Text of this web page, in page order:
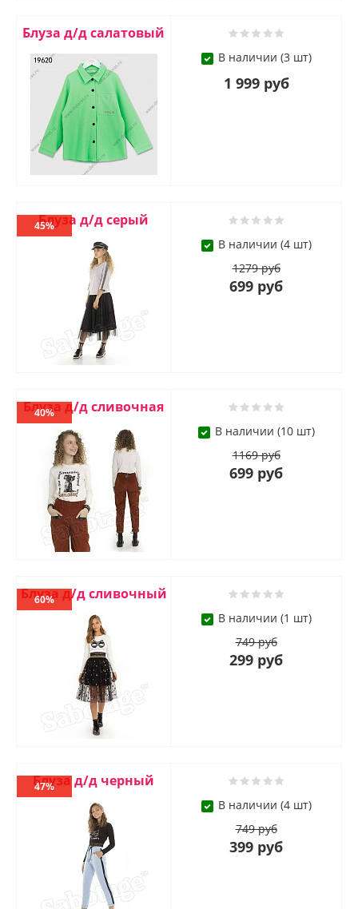
Блуза д/д салатовый
В наличии (3 шт)
1 999 руб
Блуза д/д серый
45%
В наличии (4 шт)
1279 руб
699 руб
Блуза д/д сливочная
40%
В наличии (10 шт)
1169 руб
699 руб
Блуза д/д сливочный
60%
В наличии (1 шт)
749 руб
299 руб
Блуза д/д черный
47%
В наличии (4 шт)
749 руб
399 руб